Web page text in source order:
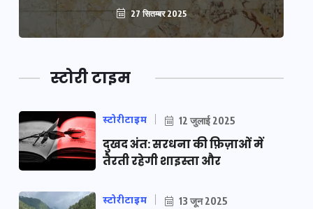
27 सितम्बर 2025
स्टोरी टाइम
स्टोरीटाइम 12 जुलाई 2025
दुखद अंत: सरधना की फ़िज़ाओं में
तैरती रहेगी शाइस्ता और
स्टोरीटाइम 13 जून 2025